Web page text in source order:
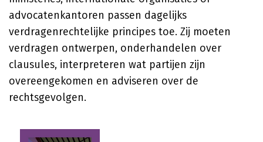
advocatenkantoren passen dagelijks
verdragenrechtelijke principes toe. Zij moeten
verdragen ontwerpen, onderhandelen over
clausules, interpreteren wat partijen zijn
overeengekomen en adviseren over de
rechtsgevolgen.